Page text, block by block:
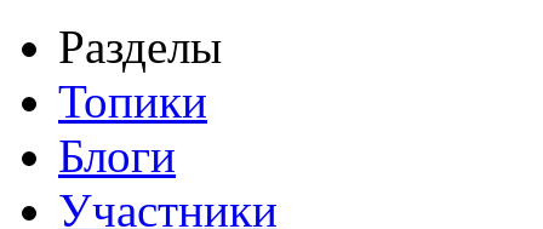
Разделы
Топики
Блоги
Участники